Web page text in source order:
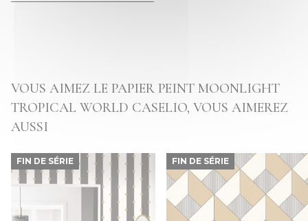
VOUS AIMEZ LE PAPIER PEINT MOONLIGHT
TROPICAL WORLD CASELIO, VOUS AIMEREZ
AUSSI
FIN DE SÉRIE FIN DE SÉRIE